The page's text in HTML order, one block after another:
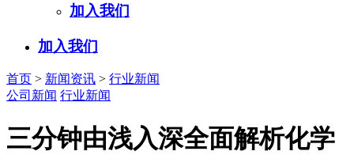
加入我们
加入我们
首页 > 新闻资讯 > 行业新闻
公司新闻 行业新闻
三分钟由浅入深全面解析化学